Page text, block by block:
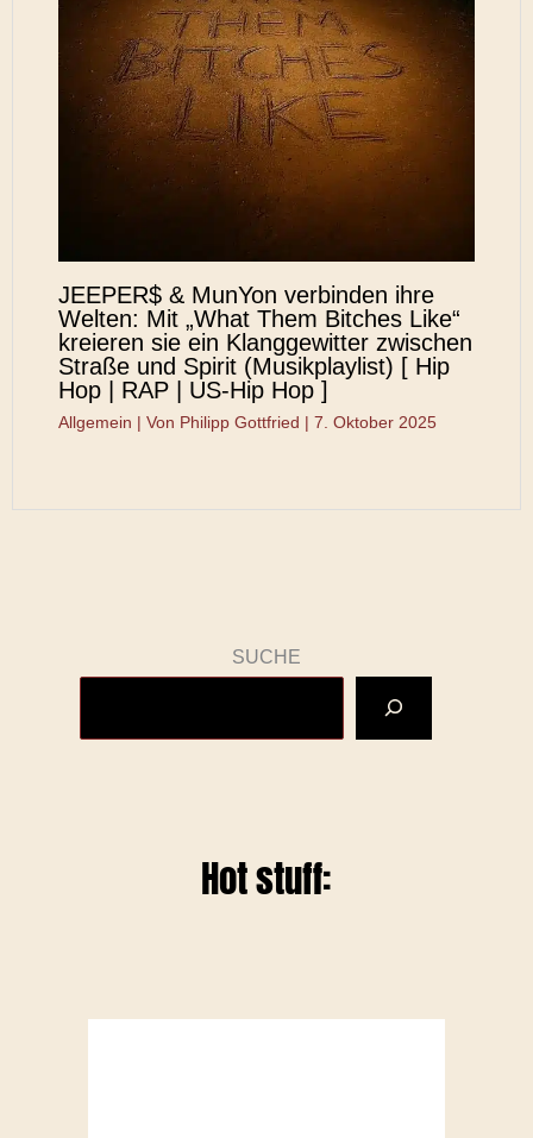
JEEPER$ & MunYon verbinden ihre
Welten: Mit „What Them Bitches Like“
kreieren sie ein Klanggewitter zwischen
Straße und Spirit (Musikplaylist) [ Hip
Hop | RAP | US-Hip Hop ]
Allgemein | Von Philipp Gottfried |7. Oktober 2025
SUCHE
Hot stuff: